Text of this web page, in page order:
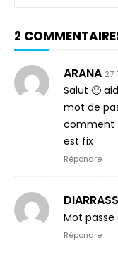
2
ARANA 27
Salut 🙂
mot de
comment
est fix
Répondre
Mot passe
Répondre